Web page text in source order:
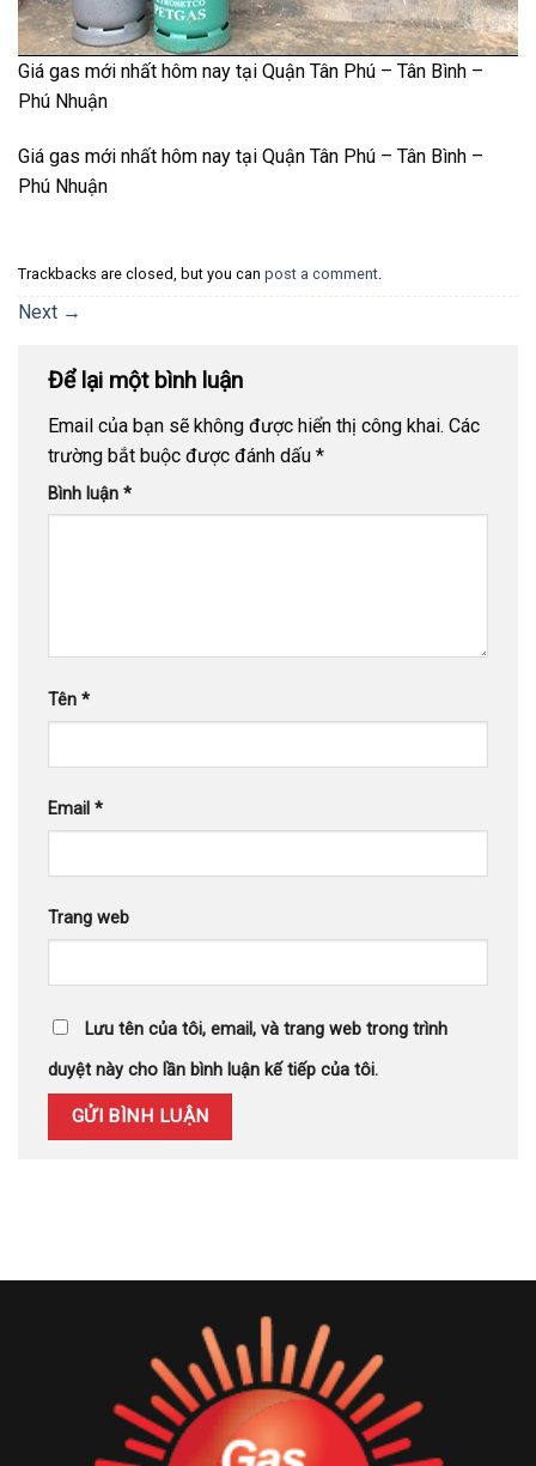
Giá gas mới nhất hôm nay tại Quận Tân Phú – Tân Bình –
Phú Nhuận
Giá gas mới nhất hôm nay tại Quận Tân Phú – Tân Bình –
Phú Nhuận
Trackbacks are closed, but you can post a comment.
Next →
Để lại một bình luận
Email của bạn sẽ không được hiển thị công khai. Các
trường bắt buộc được đánh dấu *
Bình luận *
Tên *
Email *
Trang web
Lưu tên của tôi, email, và trang web trong trình
duyệt này cho lần bình luận kế tiếp của tôi.